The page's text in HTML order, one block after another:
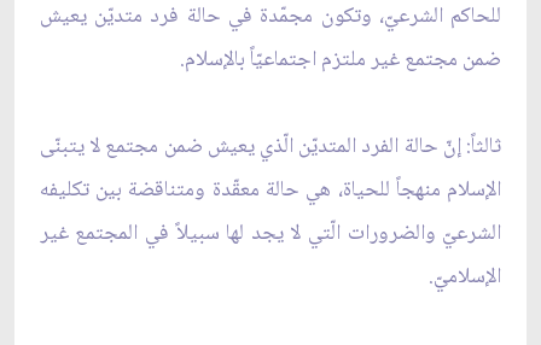
للحاكم الشرعيّ، وتكون مجمّدة في حالة فرد متديّن يعيش
ضمن مجتمع غير ملتزم اجتماعيّاً بالإسلام.
ثالثاً: إنّ حالة الفرد المتديّن الّذي يعيش ضمن مجتمع لا يتبنّى
الإسلام منهجاً للحياة، هي حالة معقّدة ومتناقضة بين تكليفه
الشرعيّ والضرورات الّتي لا يجد لها سبيلاً في المجتمع غير
الإسلاميّ.